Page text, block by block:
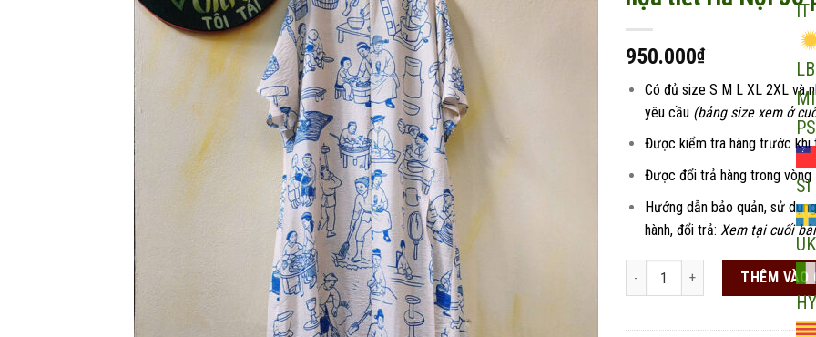
IT
LB
MI
PS
SI
UK
HY
950.000₫
Có đủ size S M L XL 2XL và
yêu cầu (bảng size xem ở
Được kiểm tra hàng trước khi
Được đổi trả hàng trong vòng
Hướng dẫn bảo quản, sử
hành, đổi trả: Xem tại cuối
Áo dài cách tân xẻ tà 1 bên họa
THÊM VÀO